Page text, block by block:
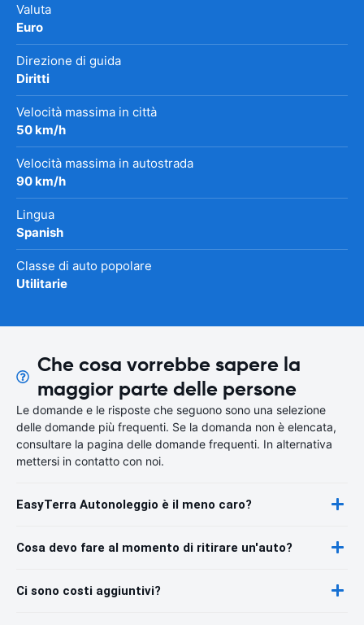
Valuta
Euro
Direzione di guida
Diritti
Velocità massima in città
50 km/h
Velocità massima in autostrada
90 km/h
Lingua
Spanish
Classe di auto popolare
Utilitarie
Che cosa vorrebbe sapere la
maggior parte delle persone
Le domande e le risposte che seguono sono una selezione
delle domande più frequenti. Se la domanda non è elencata,
consultare la pagina delle domande frequenti. In alternativa
mettersi in contatto con noi.
EasyTerra Autonoleggio è il meno caro?
Cosa devo fare al momento di ritirare un'auto?
Ci sono costi aggiuntivi?